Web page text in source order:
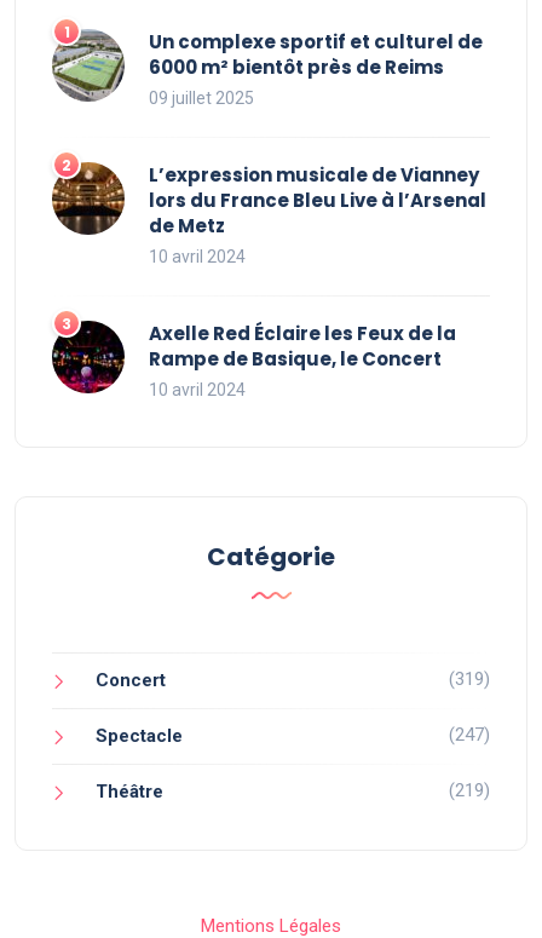
Un complexe sportif et culturel de
6000 m² bientôt près de Reims
09 juillet 2025
L’expression musicale de Vianney
lors du France Bleu Live à l’Arsenal
de Metz
10 avril 2024
Axelle Red Éclaire les Feux de la
Rampe de Basique, le Concert
10 avril 2024
Catégorie
Concert (319)
Spectacle (247)
Théâtre (219)
Mentions Légales